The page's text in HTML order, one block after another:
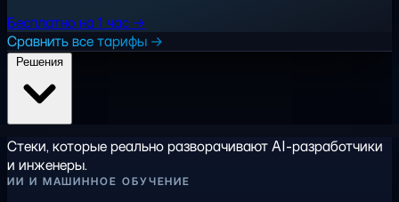
Бесплатно на 1 час →
Сравнить все тарифы →
Стеки, которые реально разворачивают AI-разработчики
и инженеры.
ИИ И МАШИННОЕ ОБУЧЕНИЕ